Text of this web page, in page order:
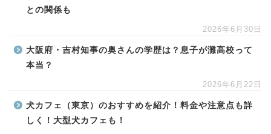
との関係も
2026年6月30日
大阪府・吉村知事の奥さんの学歴は？息子が灘高校って
本当？
2026年6月22日
犬カフェ（東京）のおすすめを紹介！料金や注意点も詳
しく！大型犬カフェも！